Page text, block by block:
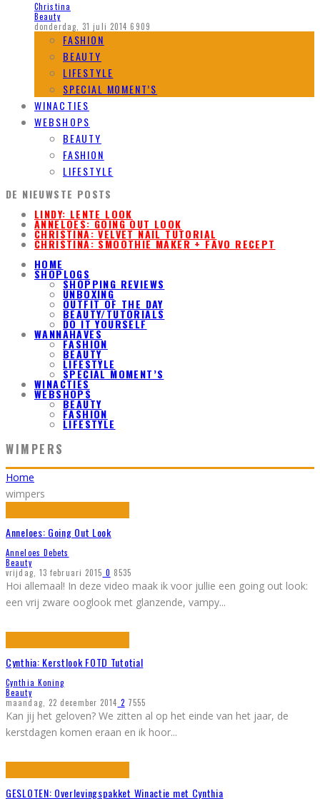
Christina
Beauty
donderdag, 31 juli 2014 6909
FASHION
BEAUTY
LIFESTYLE
SPECIAL MOMENT’S
WINACTIES
WEBSHOPS
BEAUTY
FASHION
LIFESTYLE
DE NIEUWSTE POSTS
LINDY: LENTE LOOK
ANNELOES: GOING OUT LOOK
CHRISTINA: VELVET NAIL TUTORIAL
CHRISTINA: SMOOTHIE MAKER + FAVO RECEPT
HOME
SHOPLOGS
SHOPPING REVIEWS
UNBOXING
OUTFIT OF THE DAY
BEAUTY/TUTORIALS
DO IT YOURSELF
WANNAHAVES
FASHION
BEAUTY
LIFESTYLE
SPECIAL MOMENT’S
WINACTIES
WEBSHOPS
BEAUTY
FASHION
LIFESTYLE
WIMPERS
Home
wimpers
Anneloes: Going Out Look
Anneloes Debets
Beauty
vrijdag, 13 februari 2015 0 8535
Hoi allemaal! In deze video maak ik voor jullie een going out look:
een vrij zware ooglook met glanzende, vampy...
Cynthia: Kerstlook FOTD Tutotial
Cynthia Koning
Beauty
maandag, 22 december 2014 2 7555
Kan jij het geloven? We zitten al op het einde van het jaar, de
kerstdagen komen eraan en ik hoor...
GESLOTEN: Overlevingspakket Winactie met Cynthia